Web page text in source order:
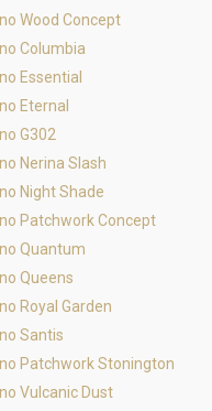
Wood Concept
Columbia
Essential
Eternal
G302
Nerina Slash
Night Shade
Patchwork Concept
Quantum
Queens
Royal Garden
Santis
Patchwork Stonington
Vulcanic Dust